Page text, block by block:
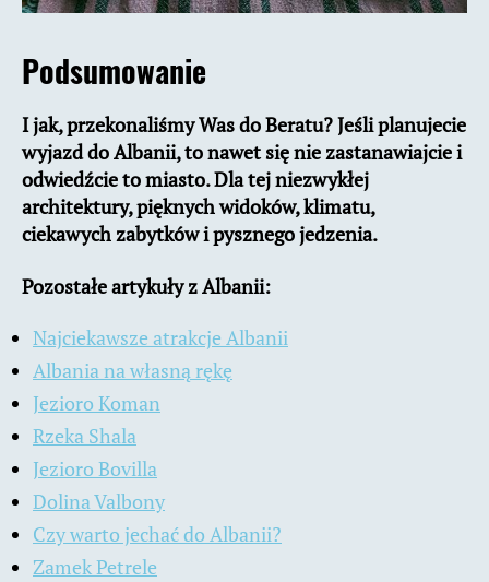
Podsumowanie
I jak, przekonaliśmy Was do Beratu? Jeśli planujecie
wyjazd do Albanii, to nawet się nie zastanawiajcie i
odwiedźcie to miasto. Dla tej niezwykłej
architektury, pięknych widoków, klimatu,
ciekawych zabytków i pysznego jedzenia.
Pozostałe artykuły z Albanii:
Najciekawsze atrakcje Albanii
Albania na własną rękę
Jezioro Koman
Rzeka Shala
Jezioro Bovilla
Dolina Valbony
Czy warto jechać do Albanii?
Zamek Petrele